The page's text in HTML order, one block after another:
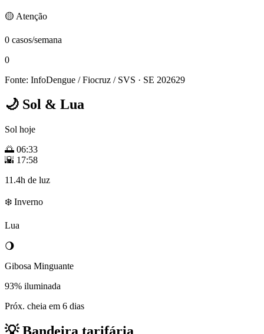
🟡 Atenção
0 casos/semana
0
Fonte: InfoDengue / Fiocruz / SVS · SE 202629
🌙 Sol & Lua
Sol hoje
🌅 06:33
🌇 17:58
11.4h de luz
❄️ Inverno
Lua
🌖
Gibosa Minguante
93% iluminada
Próx. cheia em 6 dias